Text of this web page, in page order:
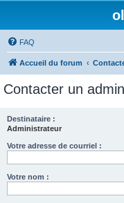
FAQ
Accueil du forum
Contacter un
Destinataire :
Administrateur
Votre adresse de courriel :
Votre nom :